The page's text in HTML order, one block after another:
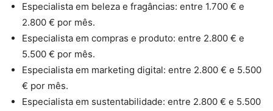
Especialista em beleza e fragâncias: entre 1.700 € e
2.800 € por mês.
Especialista em compras e produto: entre 2.800 € e
5.500 € por mês.
Especialista em marketing digital: entre 2.800 € e 5.500
€ por mês.
Especialista em sustentabilidade: entre 2.800 € e 5.500